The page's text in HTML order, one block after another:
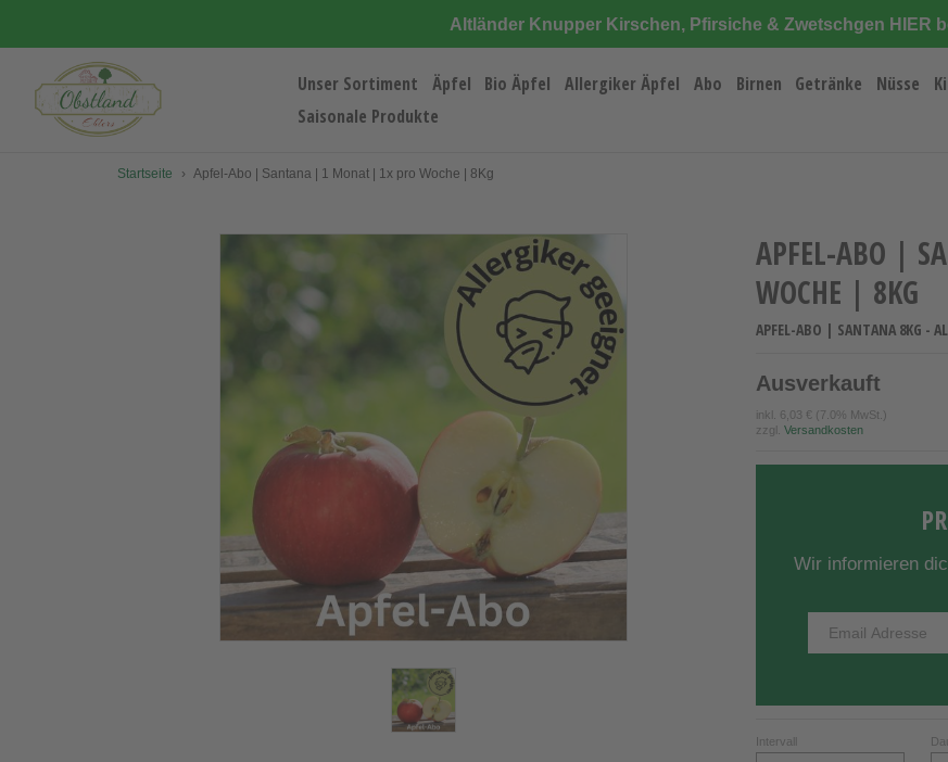
Altländer Knupper Kirschen, Pfirsiche & Zwetschgen HIER
Unser Sortiment Äpfel Bio Äpfel Allergiker Äpfel Abo Birnen Getränke Nüsse
Saisonale Produkte
Startseite › Apfel-Abo | Santana | 1 Monat | 1x pro Woche | 8Kg
APFEL-ABO |
WOCHE | 8KG
APFEL-ABO | SANTANA 8KG -
Ausverkauft
inkl. 6,03 € (7.0% MwSt.)
zzgl. Versandkosten
Wir informieren
Intervall